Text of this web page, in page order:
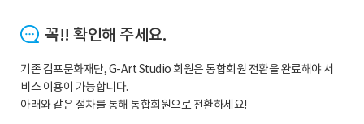
꼭!! 확인해 주세요.
기존 김포문화재단, G-Art Studio 회원은 통합회원 전환을 완료해야 서
비스 이용이 가능합니다.
아래와 같은 절차를 통해 통합회원으로 전환하세요!